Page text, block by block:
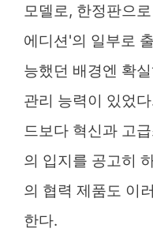
모델로, 한정판으
에디션'의 일부로
능했던 배경엔 확
관리 능력이 있었
드보다 혁신과 고
의 입지를 공고히
의 협력 제품도 이
한다.